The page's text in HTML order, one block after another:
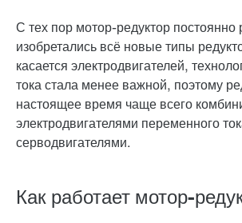
С тех пор мотор-редуктор постоянно
изобретались всё новые типы
касается электродвигателей,
тока стала менее важной, поэтому
настоящее время чаще всего
электродвигателями переменного
серводвигателями.
Как работает мотор-